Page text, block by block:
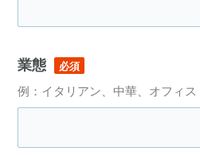
業態 必須
例：イタリアン、中華、オフィス